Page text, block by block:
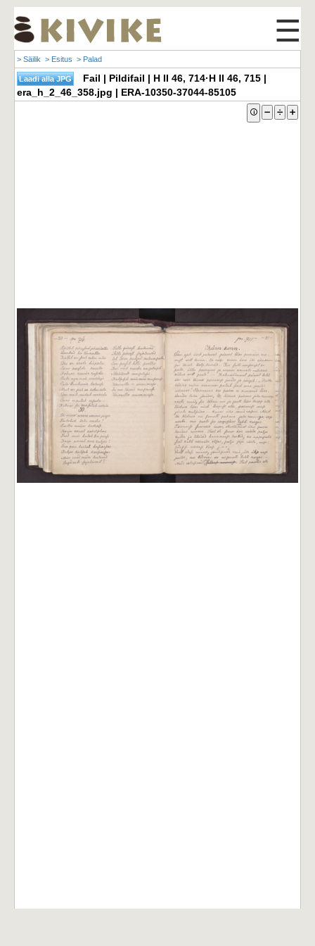
☰
> Säilik > Esitus > Palad
Fail | Pildifail | H II 46, 714·H II 46, 715 |
era_h_2_46_358.jpg | ERA-10350-37044-85105